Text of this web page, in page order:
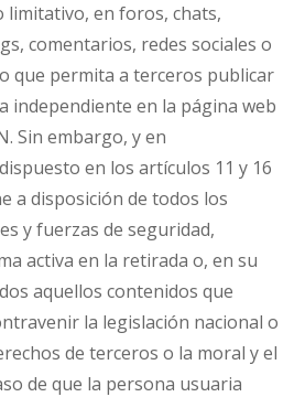
en foros, chats,
comentarios, redes sociales o
que permita a terceros publicar
independiente en la página web
Sin embargo, y en
en los artículos 11 y 16
a disposición de todos los
y fuerzas de seguridad,
activa en la retirada o, en su
aquellos contenidos que
la legislación nacional o
de terceros o la moral y el
de que la persona usuaria